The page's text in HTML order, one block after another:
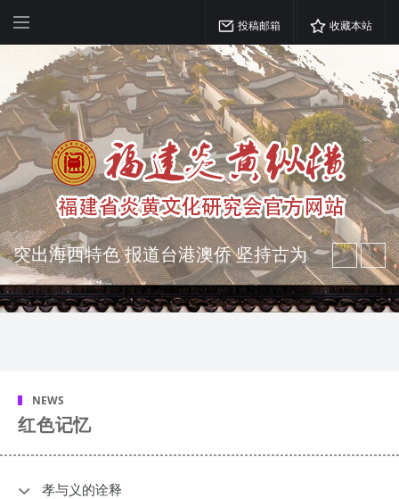
投稿邮箱 收藏本站
突出海西特色 报道台港澳侨 坚持古为
今用 力求雅俗共赏
弘扬优秀文化 振奋民族精神 介绍民族
瑰宝 宣传中华精英
NEWS
红色记忆
孝与义的诠释